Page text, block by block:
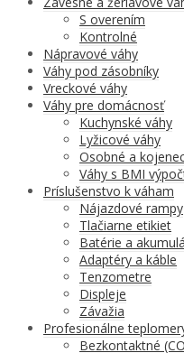
S overením
Kontrolné
Nápravové váhy
Váhy pod zásobníky
Vreckové váhy
Váhy pre domácnosť
Kuchynské váhy
Lyžicové váhy
Osobné a
Váhy s BMI
Príslušenstvo k váham
Nájazdové rampy
Tlačiarne etikiet
Batérie a
Adaptéry a káble
Tenzometre
Displeje
Závažia
Profesionálne
Bezkontaktné